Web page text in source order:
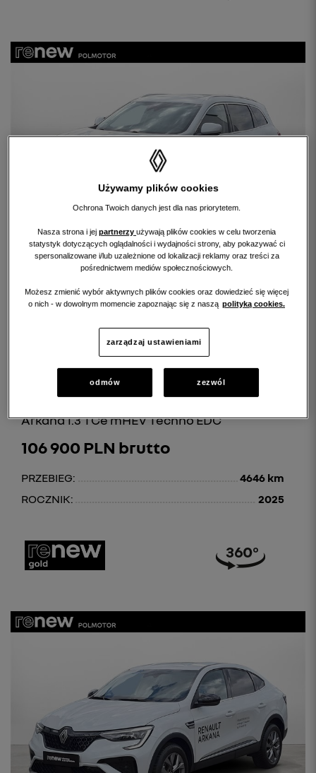
1 704 PLN/mc. 9,94 %
szczegóły
RENAULT ARKANA
Arkana 1.3 TCe mHEV Techno EDC
106 900 PLN brutto
PRZEBIEG:
4646 km
ROCZNIK:
2025
Używamy plików cookies
Ochrona Twoich danych jest dla nas priorytetem.
Nasza strona i jej partnerzy używają plików cookies w celu tworzenia
statystyk dotyczących oglądalności i wydajności strony, aby pokazywać ci
spersonalizowane i/lub uzależnione od lokalizacji reklamy oraz treści za
pośrednictwem mediów społecznościowych.
Możesz zmienić wybór aktywnych plików cookies oraz dowiedzieć się więcej
o nich - w dowolnym momencie zapoznając się z naszą polityką cookies.
zarządzaj ustawieniami
odmów zezwól